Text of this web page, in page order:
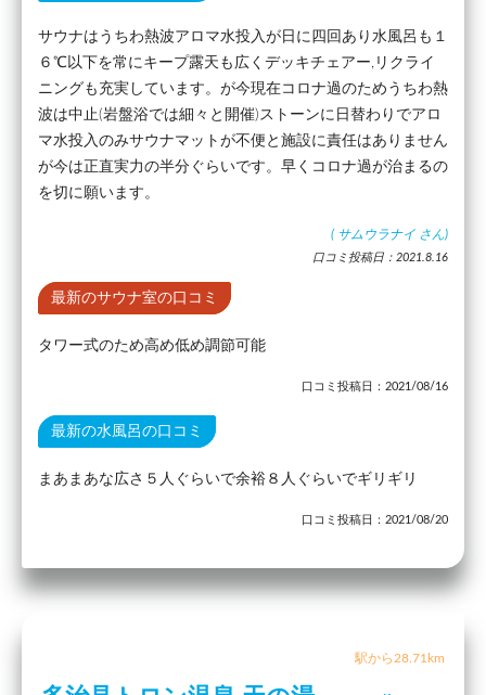
サウナはうちわ熱波アロマ水投入が日に四回あり水風呂も１
６℃以下を常にキープ露天も広くデッキチェアー,リクライ
ニングも充実しています。が今現在コロナ過のためうちわ熱
波は中止(岩盤浴では細々と開催)ストーンに日替わりでアロ
マ水投入のみサウナマットが不便と施設に責任はありません
が今は正直実力の半分ぐらいです。早くコロナ過が治まるの
を切に願います。
( サムウラナイ さん)
口コミ投稿日：2021.8.16
最新のサウナ室の口コミ
タワー式のため高め低め調節可能
口コミ投稿日：2021/08/16
最新の水風呂の口コミ
まあまあな広さ５人ぐらいで余裕８人ぐらいでギリギリ
口コミ投稿日：2021/08/20
駅から28.71km